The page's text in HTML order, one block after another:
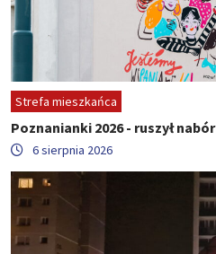
Strefa mieszkańca
Poznanianki 2026 - ruszył nabór
6 sierpnia 2026